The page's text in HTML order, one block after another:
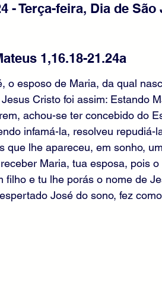
- Terça-feira, Dia de São
1,16.18-21.24a
o esposo de Maria, da qual
Cristo foi assim: Estando
achou-se ter concebido do
infamá-la, resolveu repudiá-
que lhe apareceu, em sonho,
Maria, tua esposa, pois
filho e tu lhe porás o nome de
José do sono, fez